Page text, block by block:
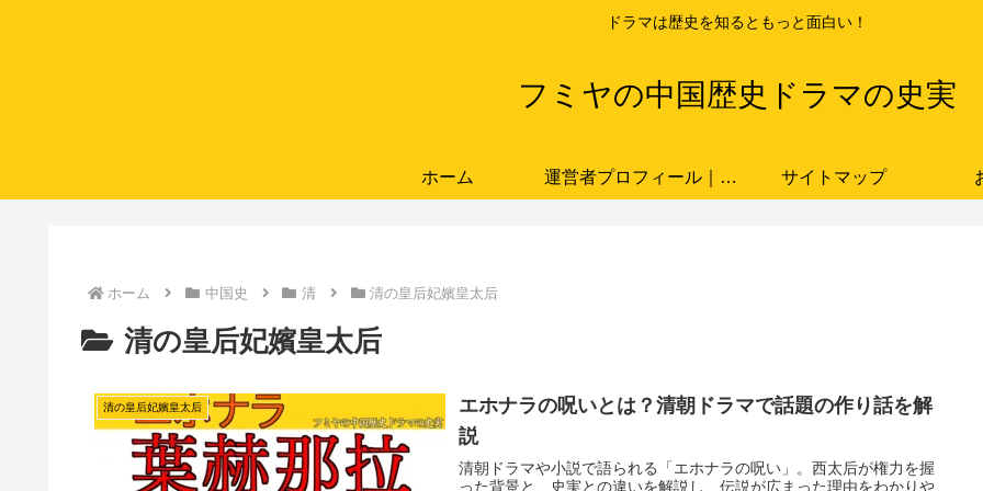
ドラマは歴史を知るともっと面白い！
フミヤの中国歴史ドラマの史実
ホーム 運営者プロフィール｜ドラマと史実をつなぐ歴史ブロガー「フミヤ」 サイトマップ
ホーム 中国史 清 清の皇后妃嬪皇太后
清の皇后妃嬪皇太后
清の皇后妃嬪皇太后
エホナラの呪いとは？清朝ドラマで話題の作り話を解
説
清朝ドラマや小説で語られる「エホナラの呪い」。西太后が権力を握
った背景と、史実との違いを解説し、伝説が広まった理由をわかりや